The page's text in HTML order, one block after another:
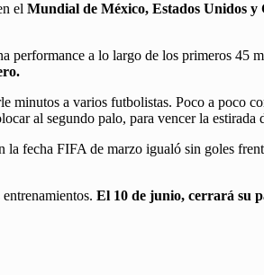
el Mundial de México, Estados Unidos y
performance a lo largo de los primeros 45
minutos a varios futbolistas. Poco a poco
al segundo palo, para vencer la
la fecha FIFA de marzo igualó sin goles
El 10 de junio, cerrará su